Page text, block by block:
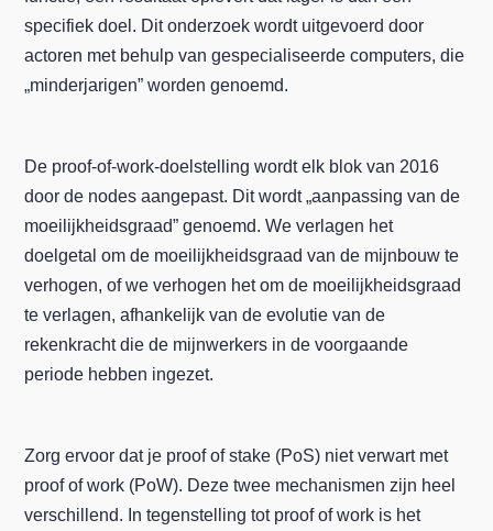
specifiek doel. Dit onderzoek wordt uitgevoerd door
actoren met behulp van gespecialiseerde computers, die
„minderjarigen” worden genoemd.
De proof-of-work-doelstelling wordt elk blok van 2016
door de nodes aangepast. Dit wordt „aanpassing van de
moeilijkheidsgraad” genoemd. We verlagen het
doelgetal om de moeilijkheidsgraad van de mijnbouw te
verhogen, of we verhogen het om de moeilijkheidsgraad
te verlagen, afhankelijk van de evolutie van de
rekenkracht die de mijnwerkers in de voorgaande
periode hebben ingezet.
Zorg ervoor dat je proof of stake (PoS) niet verwart met
proof of work (PoW). Deze twee mechanismen zijn heel
verschillend. In tegenstelling tot proof of work is het